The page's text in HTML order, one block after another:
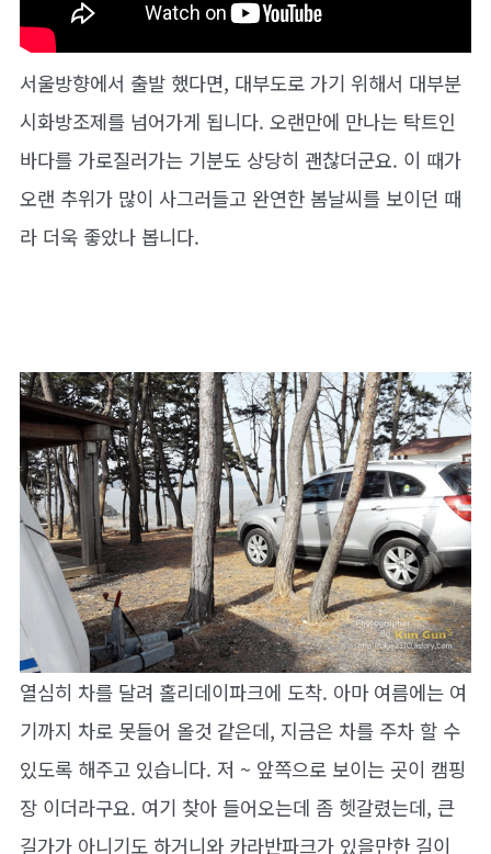
서울방향에서 출발 했다면, 대부도로 가기 위해서 대부분
시화방조제를 넘어가게 됩니다. 오랜만에 만나는 탁트인
바다를 가로질러가는 기분도 상당히 괜찮더군요. 이 때가
오랜 추위가 많이 사그러들고 완연한 봄날씨를 보이던 때
라 더욱 좋았나 봅니다.
열심히 차를 달려 홀리데이파크에 도착. 아마 여름에는 여
기까지 차로 못들어 올것 같은데, 지금은 차를 주차 할 수
있도록 해주고 있습니다. 저 ~ 앞쪽으로 보이는 곳이 캠핑
장 이더라구요. 여기 찾아 들어오는데 좀 헷갈렸는데, 큰
길가가 아니기도 하거니와 카라반파크가 있을만한 길이